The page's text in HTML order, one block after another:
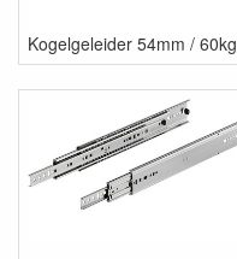
Kogelgeleider 54mm / 60kg